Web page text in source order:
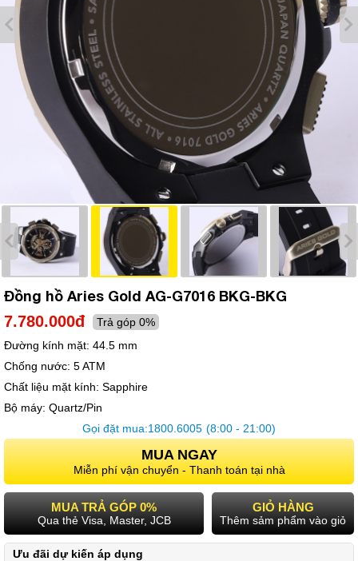
Đồng hồ Aries Gold AG-G7016 BKG-BKG
7.780.000đ
Trả góp 0%
Đường kính mặt: 44.5 mm
Chống nước: 5 ATM
Chất liệu mặt kính: Sapphire
Bộ máy: Quartz/Pin
Gọi đặt mua:1800.6005 (8:00 - 21:00)
MUA NGAY
Miễn phí vận chuyển - Thanh toán tại nhà
MUA TRẢ GÓP 0%
Qua thẻ Visa, Master, JCB
GIỎ HÀNG
Thêm sảm phẩm vào giỏ
Ưu đãi dự kiến áp dụng